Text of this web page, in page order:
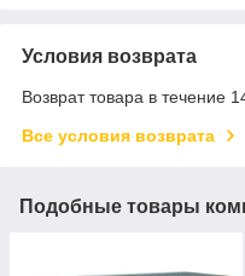
Условия возврата
Возврат товара в течение
Все условия возврата
Подобные товары